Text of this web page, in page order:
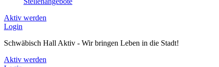
Aktiv werden
Login
Schwäbisch Hall Aktiv - Wir bringen Leben in die Stadt!
Aktiv werden